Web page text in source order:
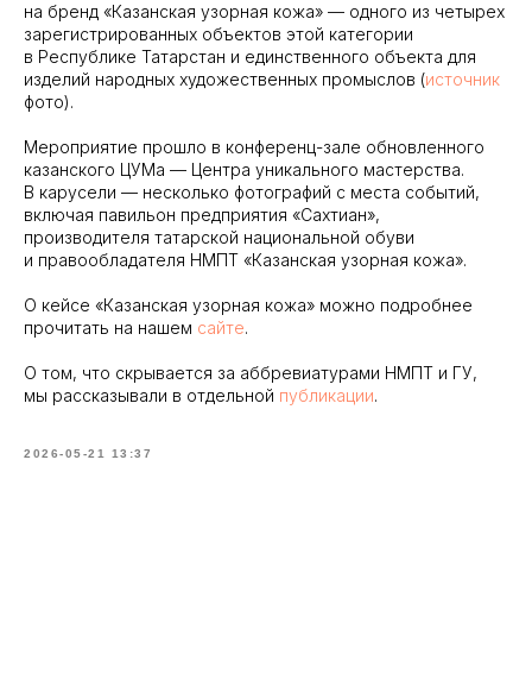
на бренд «Казанская узорная кожа» — одного из четырех
зарегистрированных объектов этой категории
в Республике Татарстан и единственного объекта для
изделий народных художественных промыслов (источник
фото).
Мероприятие прошло в конференц-зале обновленного
казанского ЦУМа — Центра уникального мастерства.
В карусели — несколько фотографий с места событий,
включая павильон предприятия «Сахтиан»,
производителя татарской национальной обуви
и правообладателя НМПТ «Казанская узорная кожа».
О кейсе «Казанская узорная кожа» можно подробнее
прочитать на нашем сайте.
О том, что скрывается за аббревиатурами НМПТ и ГУ,
мы рассказывали в отдельной публикации.
2026-05-21 13:37